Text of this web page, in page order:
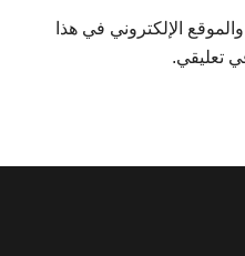
الإلكتروني في هذا
تعليقي.